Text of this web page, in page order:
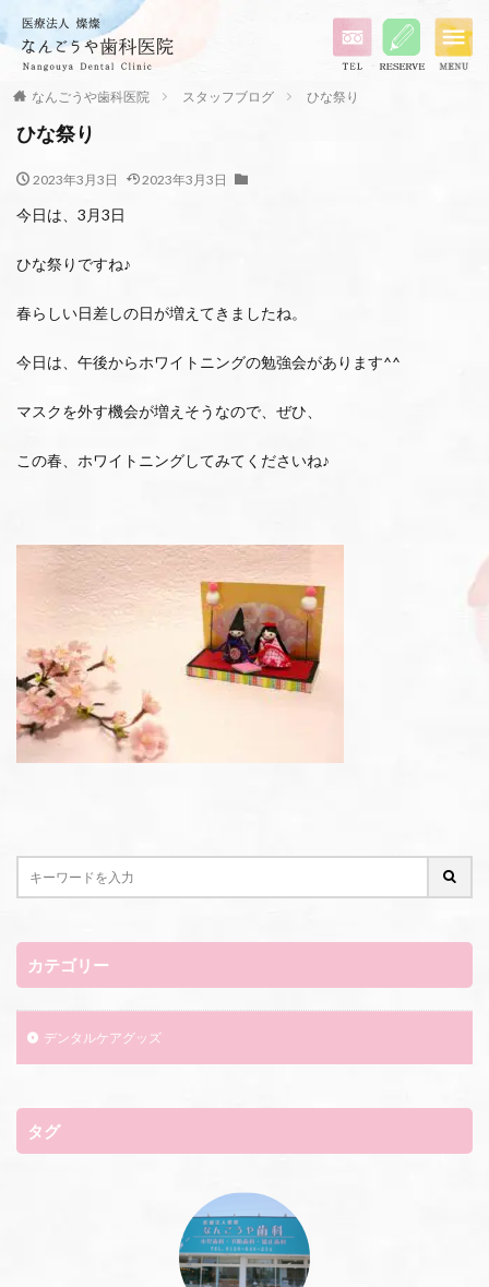
なんごうや歯科医院 スタッフブログ ひな祭り
ひな祭り
2023年3月3日 2023年3月3日
今日は、3月3日
ひな祭りですね♪
春らしい日差しの日が増えてきましたね。
今日は、午後からホワイトニングの勉強会があります^^
マスクを外す機会が増えそうなので、ぜひ、
この春、ホワイトニングしてみてくださいね♪
カテゴリー
デンタルケアグッズ
タグ